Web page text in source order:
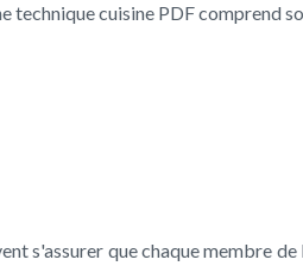
cuisine PDF comprend
s'assurer que chaque membre